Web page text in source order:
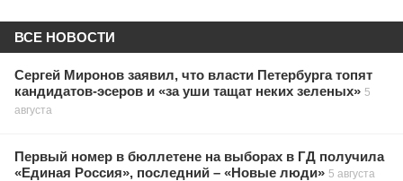
ВСЕ НОВОСТИ
Сергей Миронов заявил, что власти Петербурга топят
кандидатов-эсеров и «за уши тащат неких зеленых» 5
августа
Первый номер в бюллетене на выборах в ГД получила
«Единая Россия», последний – «Новые люди» 5 августа